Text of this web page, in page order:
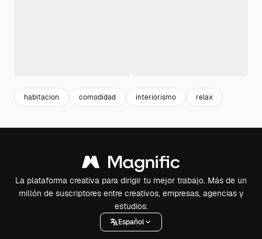
habitacion comodidad interiorismo relax
La plataforma creativa para dirigir tu mejor trabajo. Más de un
millón de suscriptores entre creativos, empresas, agencias y
estudios.
Español